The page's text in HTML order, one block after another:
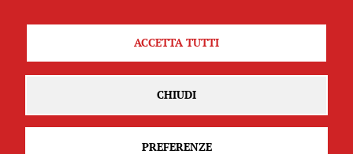
Attribuzione - Non commerciale - Non opere derivate 2.5 Italia
ACCETTA TUTTI
CHIUDI
PREFERENZE